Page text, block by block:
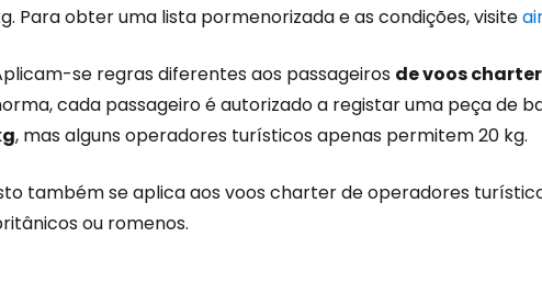
Para obter uma lista pormenorizada e as condições, visite
se regras diferentes aos passageiros de voos
cada passageiro é autorizado a registar uma peça de
, mas alguns operadores turísticos apenas permitem 20 kg.
também se aplica aos voos charter de operadores
ou romenos.